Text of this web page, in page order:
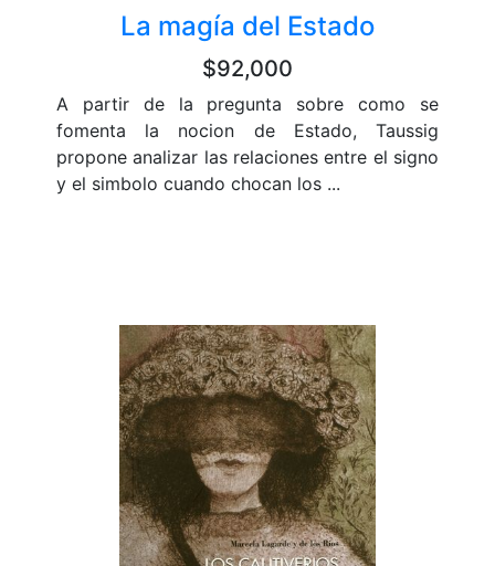
La magía del Estado
$92,000
A partir de la pregunta sobre como se
fomenta la nocion de Estado, Taussig
propone analizar las relaciones entre el signo
y el simbolo cuando chocan los ...